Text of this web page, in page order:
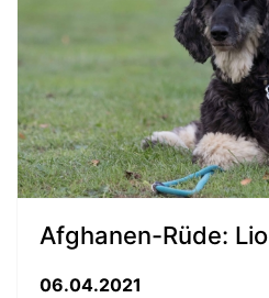
Afghanen-Rüde: Lio
06.04.2021